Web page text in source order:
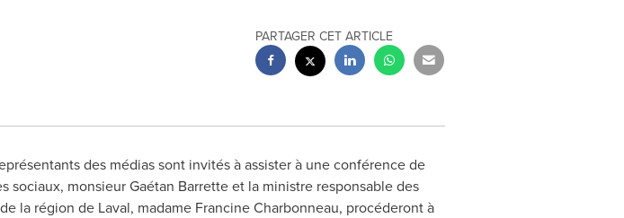
PARTAGER CET ARTICLE
des médias sont invités à assister à une conférence de
monsieur Gaétan Barrette et la ministre responsable des
la région de Laval, madame Francine Charbonneau, procéderont à